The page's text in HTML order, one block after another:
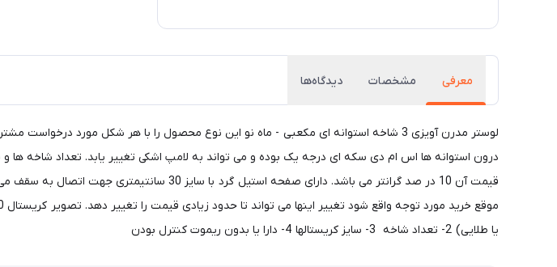
معرفی مشخصات دیدگاه‌ها
درون استوانه ها اس ام دی سکه ای درجه یک بوده و می تواند به لامپ اشکی تغییر یابد. تعداد شاخه
یا طلایی) 2- تعداد شاخه 3- سایز کریستالها 4- دارا یا بدون ریموت کنترل بودن